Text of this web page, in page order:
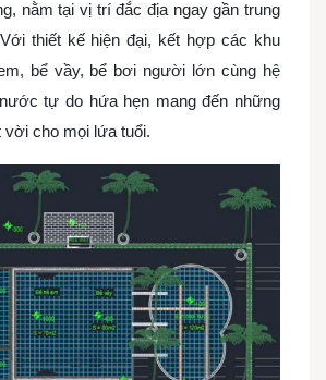
nằm tại vị trí đắc địa ngay gần trung
thiết kế hiện đại, kết hợp các khu
bể vầy, bể bơi người lớn cùng hệ
tự do hứa hẹn mang đến những
vời cho mọi lứa tuổi.